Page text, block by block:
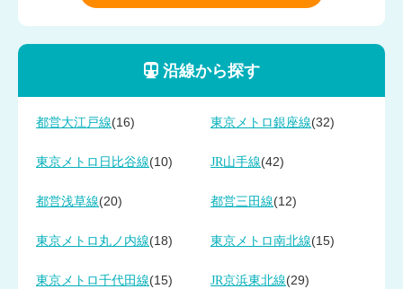
沿線から探す
都営大江戸線(16) 東京メトロ銀座線(32)
東京メトロ日比谷線(10) JR山手線(42)
都営浅草線(20) 都営三田線(12)
東京メトロ丸ノ内線(18) 東京メトロ南北線(15)
東京メトロ千代田線(15) JR京浜東北線(29)